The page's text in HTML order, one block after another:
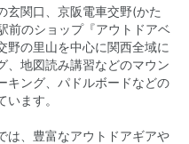
玄関口、京阪電車交野(かた
前のショップ『アウトドアベ
野の里山を中心に関西全域に
、地図読み講習などのマウン
キング、パドルボードなどの
ます。
は、豊富なアウトドアギアや